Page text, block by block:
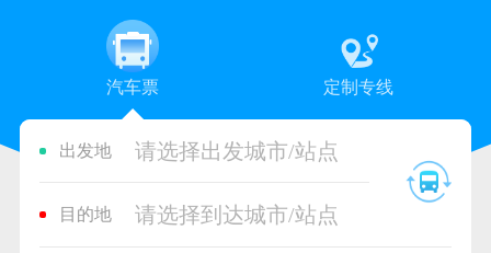
汽车票 定制专线
出发地 请选择出发城市/站点
目的地 请选择到达城市/站点